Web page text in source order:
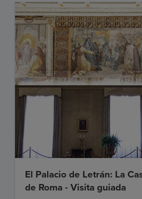
El Palacio de Letrán: La
de Roma - Visita guiada